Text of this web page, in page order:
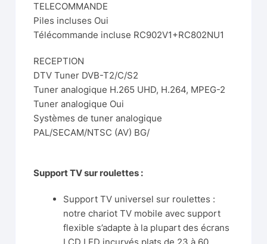
TELECOMMANDE
Piles incluses Oui
Télécommande incluse RC902V1+RC802NU1
RECEPTION
DTV Tuner DVB-T2/C/S2
Tuner analogique H.265 UHD, H.264, MPEG-2
Tuner analogique Oui
Systèmes de tuner analogique
PAL/SECAM/NTSC (AV) BG/
Support TV sur roulettes :
Support TV universel sur roulettes :
notre chariot TV mobile avec support
flexible s’adapte à la plupart des écrans